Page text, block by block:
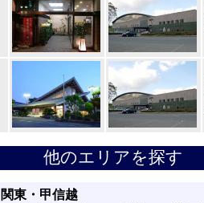
他のエリアを探す
関東・甲信越